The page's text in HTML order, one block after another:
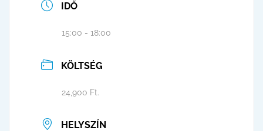
IDŐ
15:00 - 18:00
KÖLTSÉG
24,900 Ft.
HELYSZÍN